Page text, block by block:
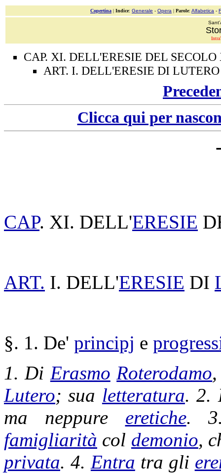
Copertina | Indice: Generale - Opera | Parole: Alfabetica -
CAP. XI. DELL'ERESIE DEL
ART. I. DELL'ERESIE DI LUTERO
Clicca qui per
CAP. XI. DELL'ERESIE
ART. I. DELL'ERESIE DI
§. 1. De' principj e
1. Di Erasmo Roterodamo
Lutero; sua letteratura. 2.
ma neppure eretiche.
famigliarità col demonio,
privata. 4. Entra tra gli